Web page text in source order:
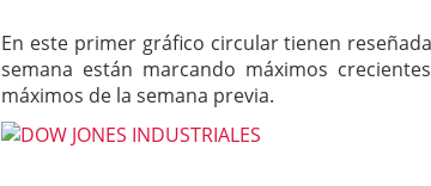
En este primer gráfico circular tienen
semana están marcando máximos
máximos de la semana previa.